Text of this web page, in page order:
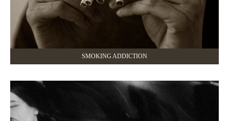
SMOKING ADDICTION